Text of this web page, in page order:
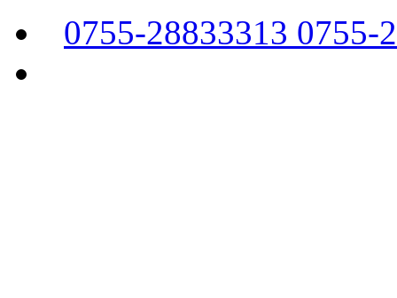
0755-28833313 0755-